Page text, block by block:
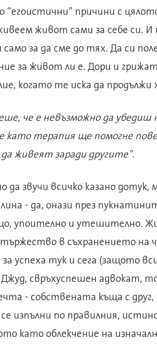
причини с
живот сами за себе си.
за да сме до тях. Да си
за живот ли е. Дори и
когато те иска да
че е невъзможно да убедиш
като терапия ще помогне
живеят заради другите”.
звучи всичко казано дотук,
- да, онази през
упоително и утешително.
в съхранението на
успеха тук и сега (защото
свръхуспешен адвокат,
- собствената къща с друг,
изпълни по правилния,
като облекчение на